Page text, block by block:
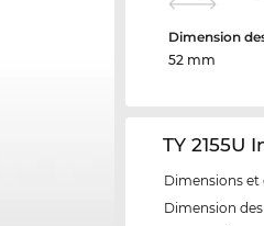
Dimension
52 mm
TY 2155U
Dimensions et
Dimension